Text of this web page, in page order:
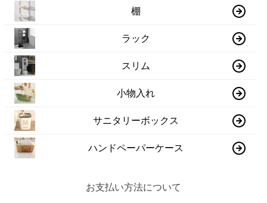
棚
ラック
スリム
小物入れ
サニタリーボックス
ハンドペーパーケース
お支払い方法について